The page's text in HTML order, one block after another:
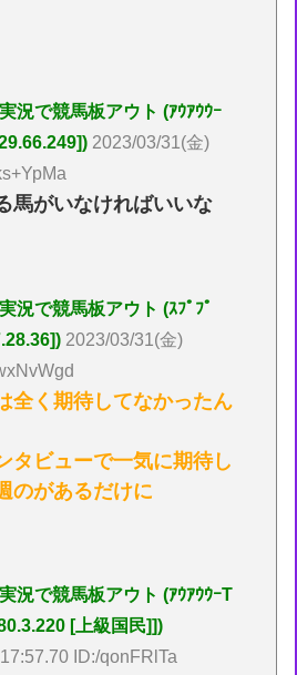
況で競馬板アウト (ｱｳｱｳｳｰ
2023/03/31(金)
馬がいなければいいな
況で競馬板アウト (ｽﾌﾟﾌﾟ
2023/03/31(金)
全く期待してなかったん
タビューで一気に期待し
のがあるだけに
況で競馬板アウト (ｱｳｱｳｳｰT
[上級国民]])
ID:/qonFRlTa